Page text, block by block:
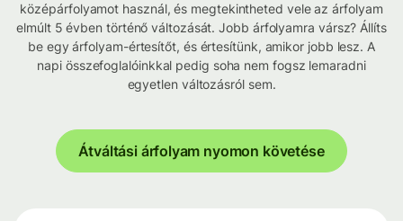
középárfolyamot használ, és megtekintheted vele az árfolyam
elmúlt 5 évben történő változását. Jobb árfolyamra vársz? Állíts
be egy árfolyam-értesítőt, és értesítünk, amikor jobb lesz. A
napi összefoglalóinkkal pedig soha nem fogsz lemaradni
egyetlen változásról sem.
Átváltási árfolyam nyomon követése